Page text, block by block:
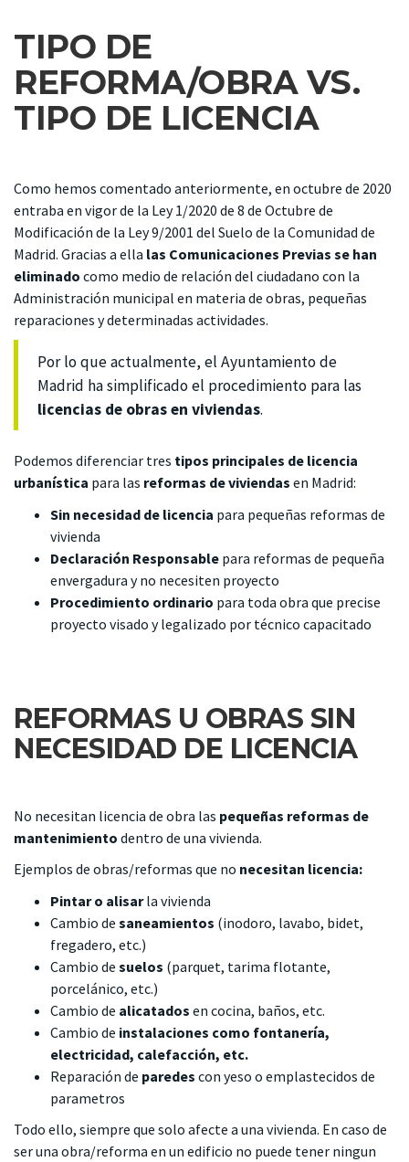
TIPO DE
REFORMA/OBRA VS.
TIPO DE LICENCIA
Como hemos comentado anteriormente, en octubre de 2020
entraba en vigor de la Ley 1/2020 de 8 de Octubre de
Modificación de la Ley 9/2001 del Suelo de la Comunidad de
Madrid. Gracias a ella las Comunicaciones Previas se han
eliminado como medio de relación del ciudadano con la
Administración municipal en materia de obras, pequeñas
reparaciones y determinadas actividades.
Por lo que actualmente, el Ayuntamiento de
Madrid ha simplificado el procedimiento para las
licencias de obras en viviendas.
Podemos diferenciar tres tipos principales de licencia
urbanística para las reformas de viviendas en Madrid:
Sin necesidad de licencia para pequeñas reformas de
vivienda
Declaración Responsable para reformas de pequeña
envergadura y no necesiten proyecto
Procedimiento ordinario para toda obra que precise
proyecto visado y legalizado por técnico capacitado
REFORMAS U OBRAS SIN
NECESIDAD DE LICENCIA
No necesitan licencia de obra las pequeñas reformas de
mantenimiento dentro de una vivienda.
Ejemplos de obras/reformas que no necesitan licencia:
Pintar o alisarla vivienda
Cambio de saneamientos (inodoro, lavabo, bidet,
fregadero, etc.)
Cambio de suelos (parquet, tarima flotante,
porcelánico, etc.)
Cambio de alicatados en cocina, baños, etc.
Cambio de instalaciones como fontanería,
electricidad, calefacción, etc.
Reparación de paredes con yeso o emplastecidos de
parametros
Todo ello, siempre que solo afecte a una vivienda. En caso de
ser una obra/reforma en un edificio no puede tener ningun